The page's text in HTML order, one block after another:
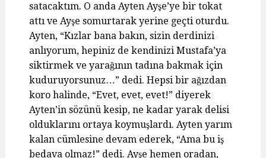
satacaktım. O anda Ayten Ayşe’ye bir tokat
attı ve Ayşe somurtarak yerine geçti oturdu.
Ayten, “Kızlar bana bakın, sizin derdinizi
anlıyorum, hepiniz de kendinizi Mustafa’ya
siktirmek ve yarağının tadına bakmak için
kuduruyorsunuz…” dedi. Hepsi bir ağızdan
koro halinde, “Evet, evet, evet!” diyerek
Ayten’in sözünü kesip, ne kadar yarak delisi
olduklarını ortaya koymuşlardı. Ayten yarım
kalan cümlesine devam ederek, “Ama bu iş
bedava olmaz!” dedi. Ayşe hemen oradan,